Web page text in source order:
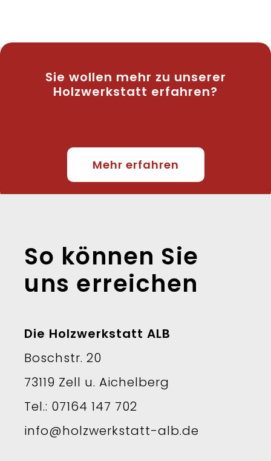
Sie wollen mehr zu unserer
Holzwerkstatt erfahren?
Mehr erfahren
So können Sie
uns erreichen
Die Holzwerkstatt ALB
Boschstr. 20
73119 Zell u. Aichelberg
Tel.: 07164 147 702
info@holzwerkstatt-alb.de